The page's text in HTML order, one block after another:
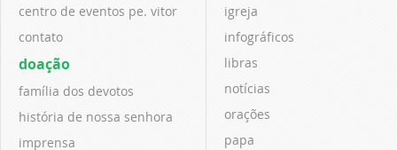
centro de eventos pe. vitor
contato
doação
família dos devotos
história de nossa senhora
imprensa
igreja
infográficos
libras
notícias
orações
papa